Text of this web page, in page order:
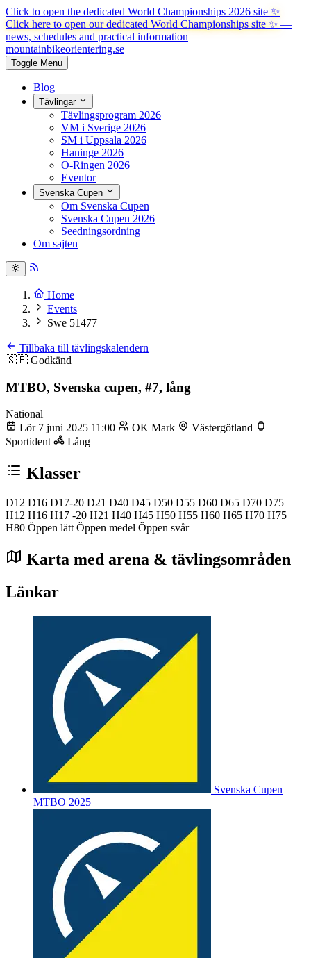
Click to open the dedicated World Championships 2026 site ✨
Click here to open our dedicated World Championships site ✨ —
news, schedules and practical information
mountainbikeorientering.se
Toggle Menu
Blog
Tävlingar
Tävlingsprogram 2026
VM i Sverige 2026
SM i Uppsala 2026
Haninge 2026
O-Ringen 2026
Eventor
Svenska Cupen
Om Svenska Cupen
Svenska Cupen 2026
Seedningsordning
Om sajten
Home
Events
Swe 51477
Tillbaka till tävlingskalendern
🇸🇪 Godkänd
MTBO, Svenska cupen, #7, lång
National
Lör 7 juni 2025 11:00
OK Mark
Västergötland
Sportident
Lång
Klasser
D12 D16 D17-20 D21 D40 D45 D50 D55 D60 D65 D70 D75
H12 H16 H17 -20 H21 H40 H45 H50 H55 H60 H65 H70 H75
H80 Öppen lätt Öppen medel Öppen svår
Karta med arena & tävlingsområden
Länkar
Svenska Cupen
MTBO 2025